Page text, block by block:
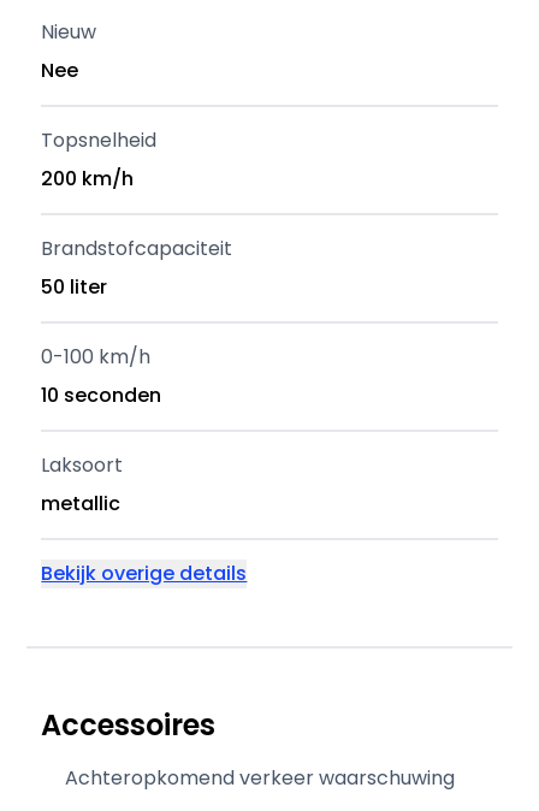
Nieuw
Nee
Topsnelheid
200 km/h
Brandstofcapaciteit
50 liter
0-100 km/h
10 seconden
Laksoort
metallic
Bekijk overige details
Accessoires
Achteropkomend verkeer waarschuwing